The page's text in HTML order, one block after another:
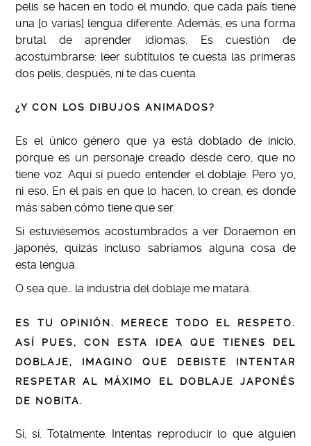
pelis se hacen en todo el mundo, que cada país tiene
una [o varias] lengua diferente. Además, es una forma
brutal de aprender idiomas. Es cuestión de
acostumbrarse: leer subtítulos te cuesta las primeras
dos pelis; después, ni te das cuenta.
¿Y CON LOS DIBUJOS ANIMADOS?
Es el único género que ya está doblado de inicio,
porque es un personaje creado desde cero, que no
tiene voz. Aquí sí puedo entender el doblaje. Pero yo,
ni eso. En el país en que lo hacen, lo crean, es donde
más saben cómo tiene que ser.
Si estuviésemos acostumbrados a ver Doraemon en
japonés, quizás incluso sabríamos alguna cosa de
esta lengua.
O sea que… la industria del doblaje me matará.
ES TU OPINIÓN. MERECE TODO EL RESPETO.
ASÍ PUES, CON ESTA IDEA QUE TIENES DEL
DOBLAJE, IMAGINO QUE DEBISTE INTENTAR
RESPETAR AL MÁXIMO EL DOBLAJE JAPONÉS
DE NOBITA.
Sí, sí. Totalmente. Intentas reproducir lo que alguien